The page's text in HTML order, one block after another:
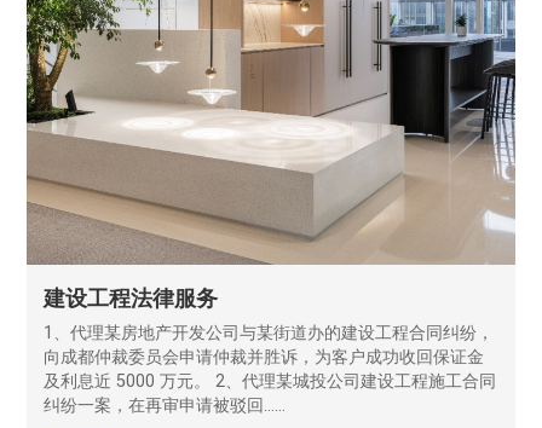
建设工程法律服务
1、代理某房地产开发公司与某街道办的建设工程合同纠纷，
向成都仲裁委员会申请仲裁并胜诉，为客户成功收回保证金
及利息近 5000 万元。 2、代理某城投公司建设工程施工合同
纠纷一案，在再审申请被驳回……